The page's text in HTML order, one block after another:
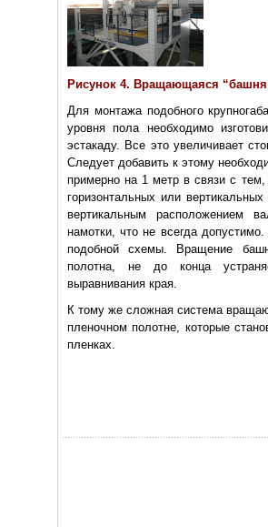
Рисунок 4. Вращающаяся
Для монтажа подобного
уровня пола необходимо
эстакаду. Все это увеличивает
Следует добавить к этому
примерно на 1 метр в связи с
горизонтальных или
вертикальным расположением
намотки, что не всегда
подобной схемы. Вращение
полотна, не до конца
выравнивания края.
К тому же сложная система
пленочном полотне, которые
пленках.